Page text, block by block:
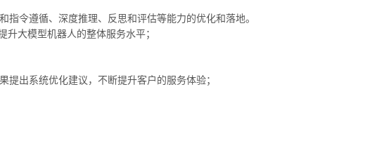
令遵循、深度推理、反思和评估等能力的优化和落地。
大模型机器人的整体服务水平；
出系统优化建议，不断提升客户的服务体验；